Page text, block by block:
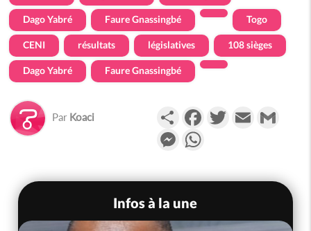
Dago Yabré Faure Gnassingbé Togo
CENI résultats législatives 108 sièges
Dago Yabré Faure Gnassingbé
Par Koaci PartagerFacebookTwitterEmail
Messenger
Infos à la une